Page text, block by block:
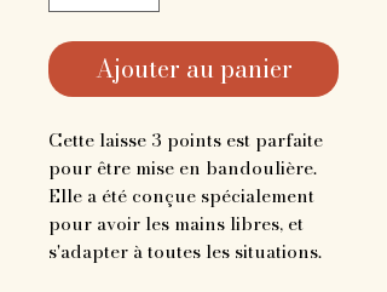
Ajouter au panier
Cette laisse 3 points est parfaite
pour être mise en bandoulière.
Elle a été conçue spécialement
pour avoir les mains libres, et
s'adapter à toutes les situations.